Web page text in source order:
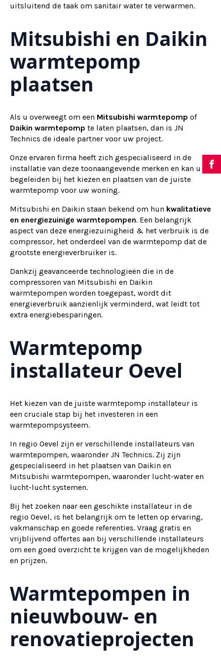
uitsluitend de taak om sanitair water te verwarmen.
Mitsubishi en Daikin
warmtepomp
plaatsen
Als u overweegt om een Mitsubishi warmtepomp of
Daikin warmtepomp te laten plaatsen, dan is JN
Technics de ideale partner voor uw project.
Onze ervaren firma heeft zich gespecialiseerd in de
installatie van deze toonaangevende merken en kan u
begeleiden bij het kiezen en plaatsen van de juiste
warmtepomp voor uw woning.
Mitsubishi en Daikin staan bekend om hun kwalitatieve
en energiezuinige warmtepompen. Een belangrijk
aspect van deze energiezuinigheid & het verbruik is de
compressor, het onderdeel van de warmtepomp dat de
grootste energieverbruiker is.
Dankzij geavanceerde technologieën die in de
compressoren van Mitsubishi en Daikin
warmtepompen worden toegepast, wordt dit
energieverbruik aanzienlijk verminderd, wat leidt tot
extra energiebesparingen.
Warmtepomp
installateur Oevel
Het kiezen van de juiste warmtepomp installateur is
een cruciale stap bij het investeren in een
warmtepompsysteem.
In regio Oevel zijn er verschillende installateurs van
warmtepompen, waaronder JN Technics. Zij zijn
gespecialiseerd in het plaatsen van Daikin en
Mitsubishi warmtepompen, waaronder lucht-water en
lucht-lucht systemen.
Bij het zoeken naar een geschikte installateur in de
regio Oevel, is het belangrijk om te letten op ervaring,
vakmanschap en goede referenties. Vraag gratis en
vrijblijvend offertes aan bij verschillende installateurs
om een goed overzicht te krijgen van de mogelijkheden
en prijzen.
Warmtepompen in
nieuwbouw- en
renovatieprojecten